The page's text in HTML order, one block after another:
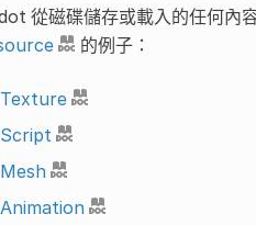
從磁碟儲存或載入的任何內
的例子：
Texture
Script
Mesh
Animation